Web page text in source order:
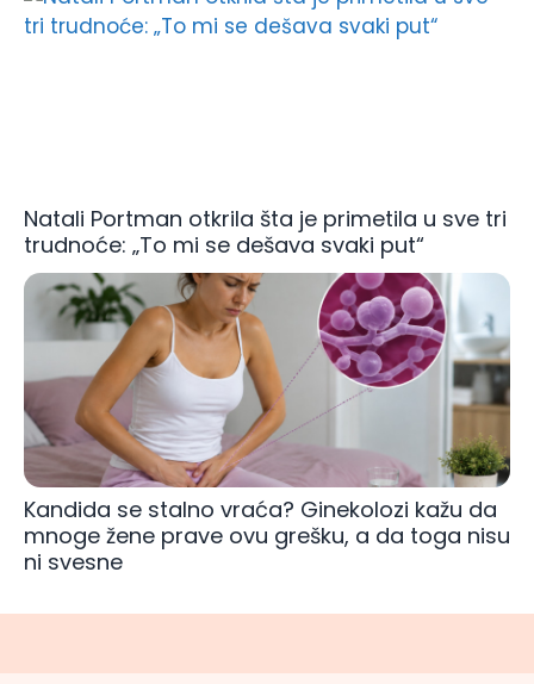
Natali Portman otkrila šta je primetila u sve tri
trudnoće: „To mi se dešava svaki put“
Kandida se stalno vraća? Ginekolozi kažu da
mnoge žene prave ovu grešku, a da toga nisu
ni svesne